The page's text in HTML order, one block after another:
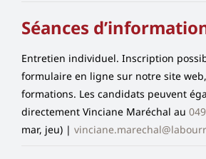
Séances
Entretien individuel. Inscription
formulaire en ligne sur notre site
formations. Les candidats peuvent
directement Vinciane Maréchal au
mar, jeu) |